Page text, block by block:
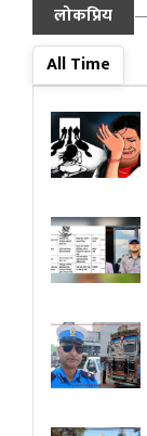
लोकप्रिय
All Time